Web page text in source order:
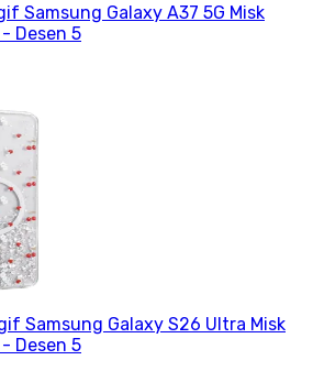
Samsung Galaxy A37 5G Misk
Desen 5
Samsung Galaxy S26 Ultra Misk
Desen 5